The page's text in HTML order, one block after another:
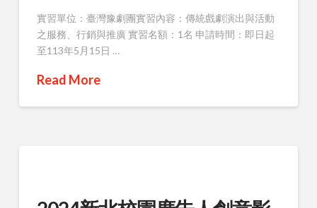
實習單位：臺灣豫劇團實習內容：傳統戲劇演出與活動
之服務、行銷與推廣 實習名額：1名 申請時間：即日起
至113年5月15日 …
Read More